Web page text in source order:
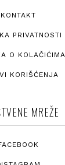
KONTAKT
PRIVATNOSTI
O KOLAČIĆIMA
KORIŠĆENJA
MREŽE